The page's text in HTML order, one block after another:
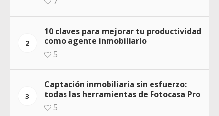
2
10 claves para mejorar tu productividad
como agente inmobiliario
5
3
Captación inmobiliaria sin esfuerzo:
todas las herramientas de Fotocasa Pro
5